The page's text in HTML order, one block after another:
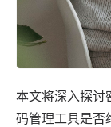
本文将深入探讨
码管理工具是否